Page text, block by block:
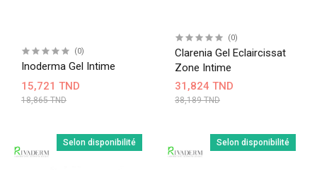
(0)
Inoderma Gel Intime
15,721 TND
18,865 TND
(0)
Clarenia Gel Eclaircissat
Zone Intime
31,824 TND
38,189 TND
Selon disponibilité Selon disponibilité